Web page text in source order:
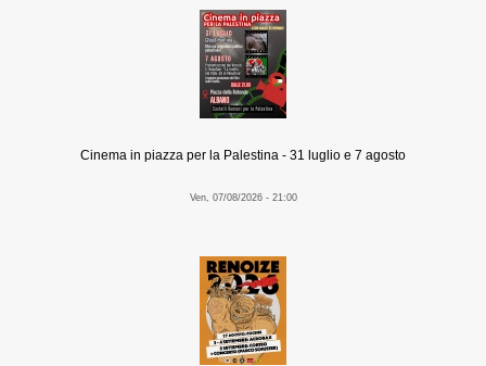
Cinema in piazza per la Palestina - 31 luglio e 7 agosto
Ven, 07/08/2026 - 21:00